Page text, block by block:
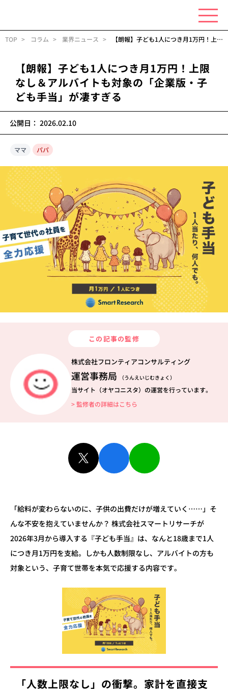
TOP コラム 業界ニュース 【朗報】子ども1人につき月1万円！上限なし＆アルバイトも対象の「企業版・子ども手当」が凄すぎる
【朗報】子ども1人につき月1万円！上限
なし＆アルバイトも対象の「企業版・子
ども手当」が凄すぎる
公開日： 2026.02.10
ママ パパ
この記事の監修
株式会社フロンティアコンサルティング
運営事務局 （うんえいじむきょく）
当サイト（オヤコニスタ）の運営を行っています。
> 監修者の詳細はこちら
「給料が変わらないのに、子供の出費だけが増えていく……」そ
んな不安を抱えていませんか？ 株式会社スマートリサーチが
2026年3月から導入する『子ども手当』は、なんと18歳まで1人
につき月1万円を支給。しかも人数制限なし、アルバイトの方も
対象という、子育て世帯を本気で応援する内容です。
「人数上限なし」の衝撃。家計を直接支